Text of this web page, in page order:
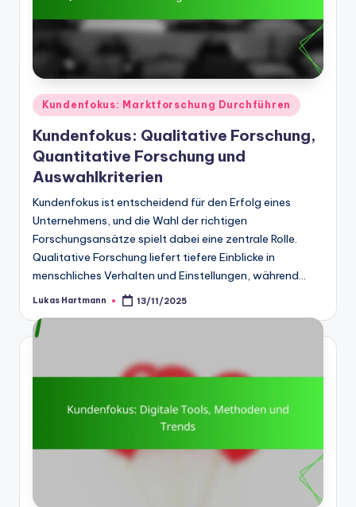
Posted
in
Kundenfokus: Marktforschung Durchführen
Kundenfokus: Qualitative Forschung,
Quantitative Forschung und
Auswahlkriterien
Kundenfokus ist entscheidend für den Erfolg eines
Unternehmens, und die Wahl der richtigen
Forschungsansätze spielt dabei eine zentrale Rolle.
Qualitative Forschung liefert tiefere Einblicke in
menschliches Verhalten und Einstellungen, während…
Posted
Lukas Hartmann 13/11/2025